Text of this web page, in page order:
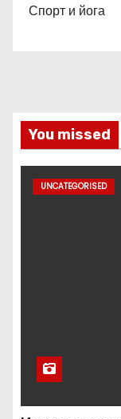
Спорт и йога
You missed
UNCATEGORISED